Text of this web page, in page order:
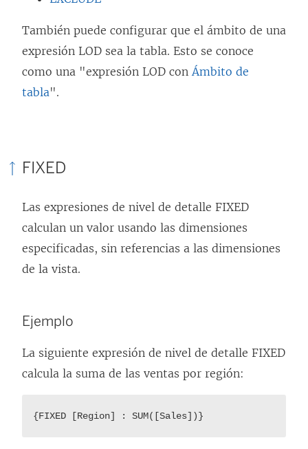
También puede configurar que el ámbito de una
expresión LOD sea la tabla. Esto se conoce
como una "expresión LOD con Ámbito de
tabla".
FIXED
Las expresiones de nivel de detalle FIXED
calculan un valor usando las dimensiones
especificadas, sin referencias a las dimensiones
de la vista.
Ejemplo
La siguiente expresión de nivel de detalle FIXED
calcula la suma de las ventas por región:
{FIXED [Region] : SUM([Sales])}